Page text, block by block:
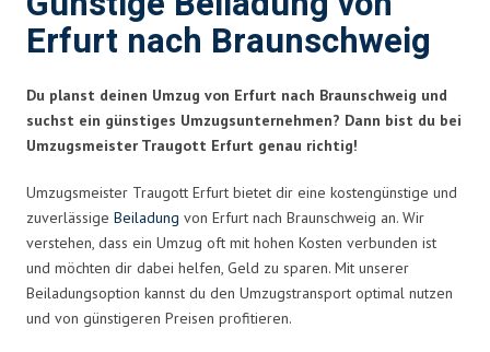
Erfurt nach Braunschweig
Du planst deinen Umzug von Erfurt nach Braunschweig und
suchst ein günstiges Umzugsunternehmen? Dann bist du bei
Umzugsmeister Traugott Erfurt genau richtig!
Umzugsmeister Traugott Erfurt bietet dir eine kostengünstige und
zuverlässige Beiladung von Erfurt nach Braunschweig an. Wir
verstehen, dass ein Umzug oft mit hohen Kosten verbunden ist
und möchten dir dabei helfen, Geld zu sparen. Mit unserer
Beiladungsoption kannst du den Umzugstransport optimal nutzen
und von günstigeren Preisen profitieren.